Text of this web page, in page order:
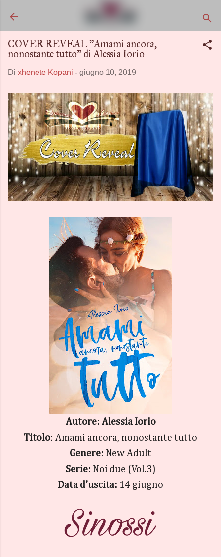
COVER REVEAL "Amami ancora,
nonostante tutto" di Alessia Iorio
Di xhenete Kopani - giugno 10, 2019
Autore: Alessia Iorio
Titolo: Amami ancora, nonostante tutto
Genere: New Adult
Serie: Noi due (Vol.3)
Data d’uscita: 14 giugno